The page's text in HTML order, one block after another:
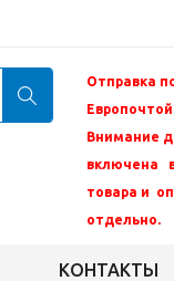
Отправка
Внимание
включена
товара и
отдельно.
КОНТАКТЫ